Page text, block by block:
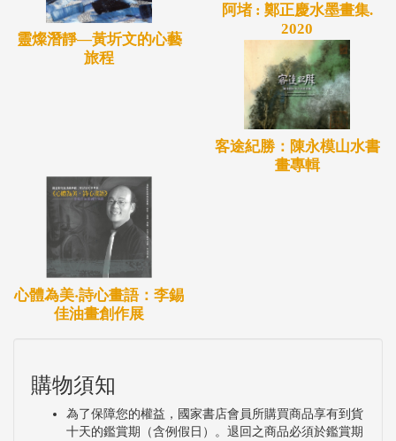
world)」，主要敘說姚淑芬老師長久學習累積使其1.
特殊表現創作技法臻於化境，2.獨到的文化藝術見解
豐富了意境表達，再結合3.個人情感的抒發與象徵語
彙的交融，4.最終創造出個人特殊思想理念的作品。
姚老師讓彩墨畫找到新的表現生命，嘗試以複合媒材
多元技法表現，十足地讓觀者有了更多想像從而產生
共鳴。誠如老師的女兒黃翎教授所說「她不只是一位
繪畫創作者，更像是一個空間的策劃者，講述著故
事，帶領觀賞者沿著她編織的意境軌跡，在平面畫作
中，有了身歷其境的體驗。」
老師說過藝術貴在創作，而創作不能離開當下生活的
比常人入微，對生活的體驗比常人豐富，因而孕育了
對自然的關愛與描繪自然的契機，大自然的一景一物
靈燦潛靜—黃圻文的心藝
旅程
阿堵 : 鄭正慶水墨畫集.
2020
客途紀勝：陳永模山水書
畫專輯
心體為美‧詩心畫語：李錫
佳油畫創作展
購物須知
為了保障您的權益，國家書店會員所購買商品享有到貨
十天的鑑賞期（含例假日）。退回之商品必須於鑑賞期